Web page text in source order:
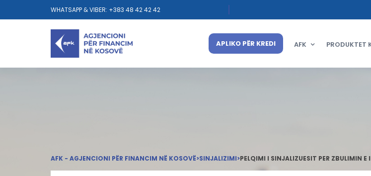
WHATSAPP & VIBER: +383 48 42 42 42
APLIKO PËR KREDI AFK PRODUKTET
AFK - AGJENCIONI PËR FINANCIM NË KOSOVË>SINJALIZIMI>PELQIMI I SINJALIZUESIT PER ZBULIMIN